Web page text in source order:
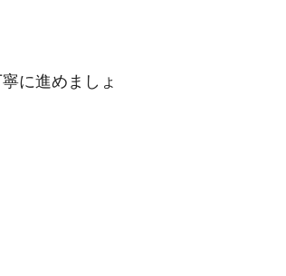
に進めましょ